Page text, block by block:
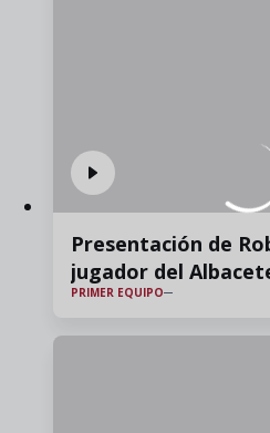
Presentación de
jugador del
PRIMER EQUIPO